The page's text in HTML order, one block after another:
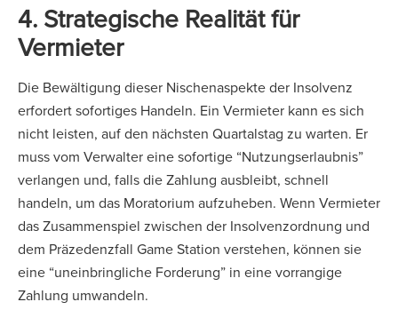
4. Strategische Realität für
Vermieter
Die Bewältigung dieser Nischenaspekte der Insolvenz
erfordert sofortiges Handeln. Ein Vermieter kann es sich
nicht leisten, auf den nächsten Quartalstag zu warten. Er
muss vom Verwalter eine sofortige “Nutzungserlaubnis”
verlangen und, falls die Zahlung ausbleibt, schnell
handeln, um das Moratorium aufzuheben. Wenn Vermieter
das Zusammenspiel zwischen der Insolvenzordnung und
dem Präzedenzfall Game Station verstehen, können sie
eine “uneinbringliche Forderung” in eine vorrangige
Zahlung umwandeln.